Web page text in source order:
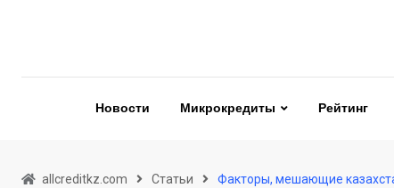
Новости Микрокредиты Рейтинг
allcreditkz.com Статьи Факторы, мешающие